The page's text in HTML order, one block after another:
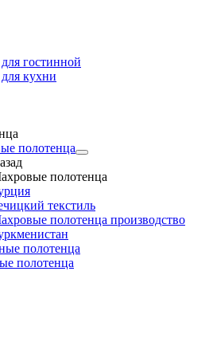
гостинной
кухни
полотенца
полотенца
текстиль
полотенца производство
полотенца
полотенца